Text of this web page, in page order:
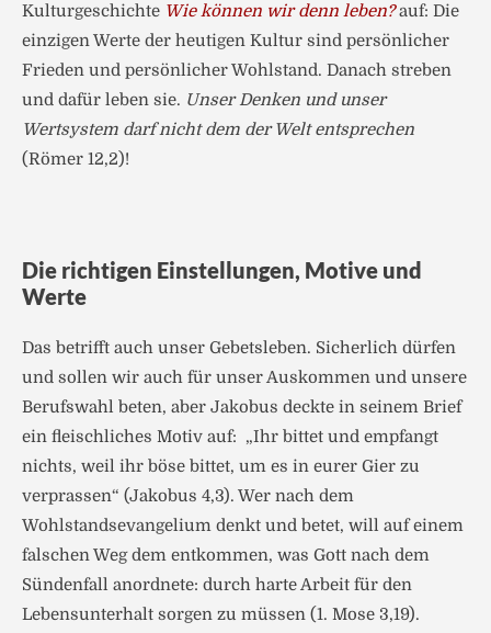
Kulturgeschichte Wie können wir denn leben?auf: Die
einzigen Werte der heutigen Kultur sind persönlicher
Frieden und persönlicher Wohlstand. Danach streben
und dafür leben sie. Unser Denken und unser
Wertsystem darf nicht dem der Welt entsprechen
(Römer 12,2)!
Die richtigen Einstellungen, Motive und
Werte
Das betrifft auch unser Gebetsleben. Sicherlich dürfen
und sollen wir auch für unser Auskommen und unsere
Berufswahl beten, aber Jakobus deckte in seinem Brief
ein fleischliches Motiv auf: „Ihr bittet und empfangt
nichts, weil ihr böse bittet, um es in eurer Gier zu
verprassen“ (Jakobus 4,3). Wer nach dem
Wohlstandsevangelium denkt und betet, will auf einem
falschen Weg dem entkommen, was Gott nach dem
Sündenfall anordnete: durch harte Arbeit für den
Lebensunterhalt sorgen zu müssen (1. Mose 3,19).